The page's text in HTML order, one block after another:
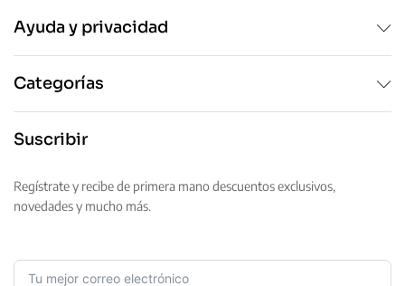
Ayuda y privacidad
Categorías
Suscribir
Regístrate y recibe de primera mano descuentos exclusivos,
novedades y mucho más.